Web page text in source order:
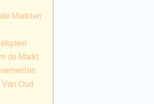
Markten
de Markt
Oud